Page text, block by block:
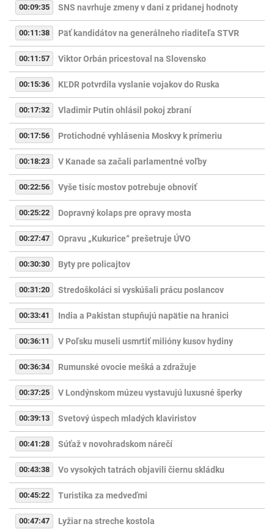
00:09:35 SNS navrhuje zmeny v dani z pridanej hodnoty
00:11:38 Päť kandidátov na generálneho riaditeľa STVR
00:11:57 Viktor Orbán pricestoval na Slovensko
00:15:36 KĽDR potvrdila vyslanie vojakov do Ruska
00:17:32 Vladimir Putin ohlásil pokoj zbraní
00:17:56 Protichodné vyhlásenia Moskvy k prímeriu
00:18:23 V Kanade sa začali parlamentné voľby
00:22:56 Vyše tisíc mostov potrebuje obnoviť
00:25:22 Dopravný kolaps pre opravy mosta
00:27:47 Opravu „Kukurice“ prešetruje ÚVO
00:30:30 Byty pre policajtov
00:31:20 Stredoškoláci si vyskúšali prácu poslancov
00:33:41 India a Pakistan stupňujú napätie na hranici
00:36:11 V Poľsku museli usmrtiť milióny kusov hydiny
00:36:34 Rumunské ovocie mešká a zdražuje
00:37:25 V Londýnskom múzeu vystavujú luxusné šperky
00:39:13 Svetový úspech mladých klaviristov
00:41:28 Súťaž v novohradskom nárečí
00:43:38 Vo vysokých tatrách objavili čiernu skládku
00:45:22 Turistika za medveďmi
00:47:47 Lyžiar na streche kostola